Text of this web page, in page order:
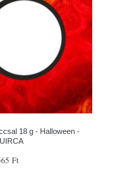
18 g - Halloween -
Ft